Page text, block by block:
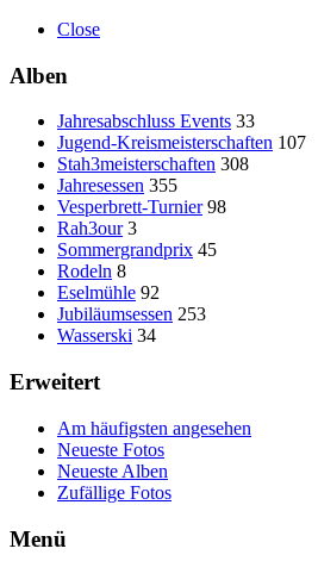
Close
Alben
Jahresabschluss Events 33
Jugend-Kreismeisterschaften 107
Stah3meisterschaften 308
Jahresessen 355
Vesperbrett-Turnier 98
Rah3our 3
Sommergrandprix 45
Rodeln 8
Eselmühle 92
Jubiläumsessen 253
Wasserski 34
Erweitert
Am häufigsten angesehen
Neueste Fotos
Neueste Alben
Zufällige Fotos
Menü